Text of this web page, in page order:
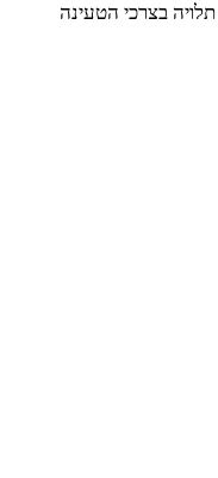
תלויה בצרכי הטעינה